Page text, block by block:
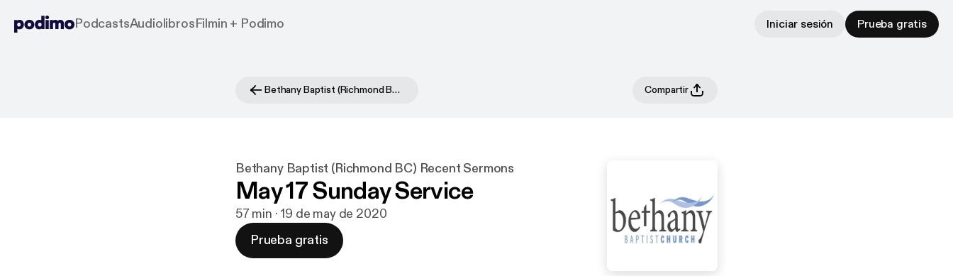
PodcastsAudiolibrosFilmin + Podimo Iniciar sesión Prueba gratis
Bethany Baptist (Richmond BC) Recent Sermons Compartir
Bethany Baptist (Richmond BC) Recent Sermons
May 17 Sunday Service
57 min · 19 de may de 2020
Prueba gratis